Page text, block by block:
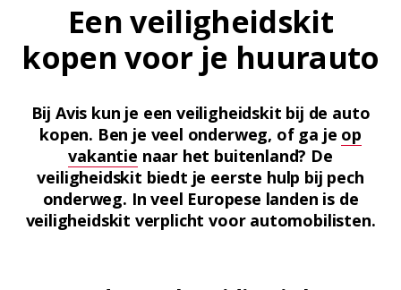
Een veiligheidskit
kopen voor je huurauto
Bij Avis kun je een veiligheidskit bij de auto
kopen. Ben je veel onderweg, of ga je op
vakantie naar het buitenland? De
veiligheidskit biedt je eerste hulp bij pech
onderweg. In veel Europese landen is de
veiligheidskit verplicht voor automobilisten.